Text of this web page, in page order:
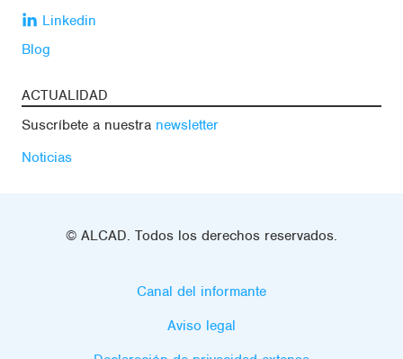
Linkedin
Blog
ACTUALIDAD
Suscríbete a nuestra newsletter
Noticias
© ALCAD. Todos los derechos reservados.
Canal del informante
Aviso legal